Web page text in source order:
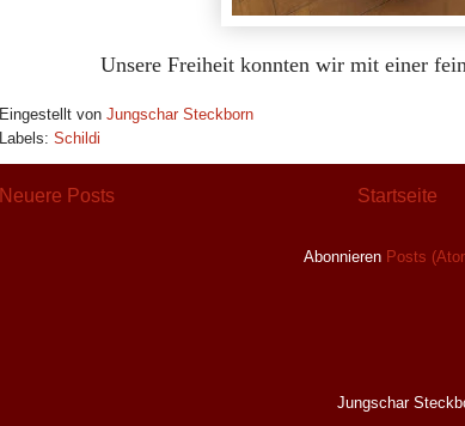
Unsere Freiheit konnten wir mit einer
Eingestellt von Jungschar Steckborn
Labels: Schildi
Neuere Posts Startseite
Abonnieren Posts
Jungschar